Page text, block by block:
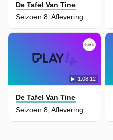
De Tafel Van Tine
Seizoen 8, Aflevering 13 - De Tafel van de Week - 13
1:08:12
De Tafel Van Tine